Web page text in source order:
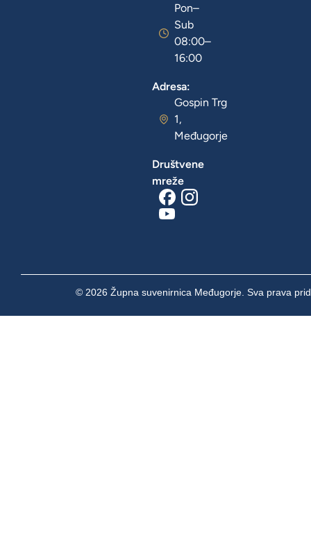
Pon–
Sub
08:00–
16:00
Adresa:
Gospin Trg
1,
Međugorje
Društvene
mreže
© 2026 Župna suvenirnica Međugorje. Sva prava